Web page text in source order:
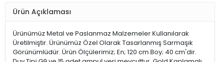
Ürün Açıklaması
Ürünümüz Metal ve Paslanmaz Malzemeler Kullanılarak
Üretilmiştir. Ürünümüz Özel Olarak Tasarlanmış Sarmaşık
Görünümlüdür. Ürün Ölçülerimiz; En; 120 cm Boy; 40 cm'dir.